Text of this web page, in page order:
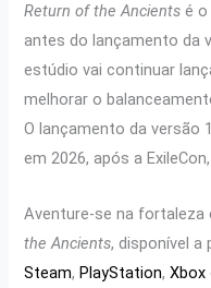
Return of the Ancients é
antes do lançamento da
estúdio vai continuar
melhorar o
O lançamento da versão
em 2026, após a
Aventure-se na
the Ancients, disponível a
Steam,PlayStation,Xbox